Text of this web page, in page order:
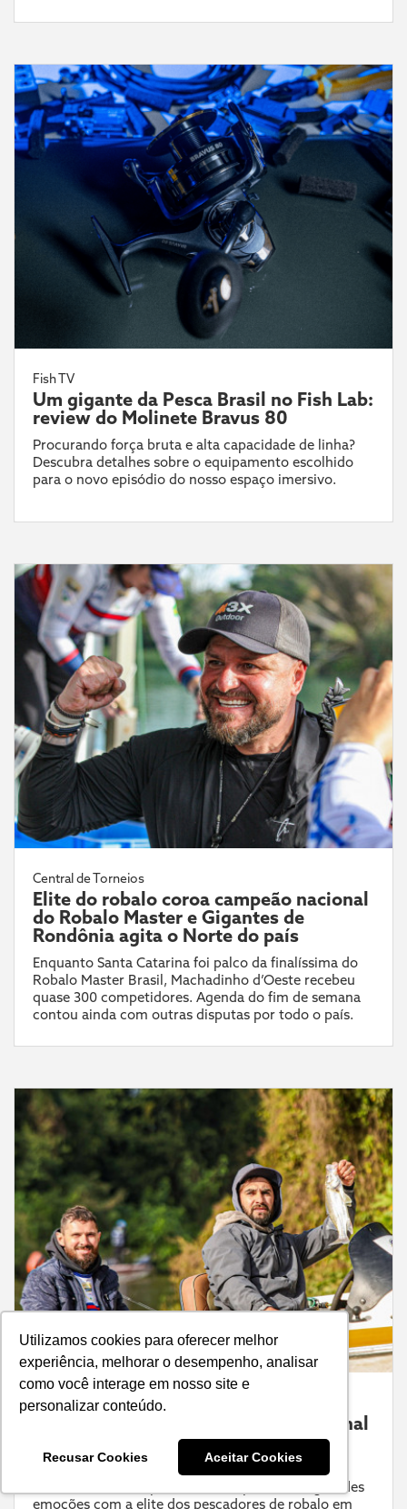
Utilizamos cookies para oferecer melhor
experiência, melhorar o desempenho, analisar
como você interage em nosso site e
personalizar conteúdo.
Recusar Cookies Aceitar Cookies
Fish TV
Um gigante da Pesca Brasil no Fish Lab:
review do Molinete Bravus 80
Procurando força bruta e alta capacidade de linha?
Descubra detalhes sobre o equipamento escolhido
para o novo episódio do nosso espaço imersivo.
Central de Torneios
Elite do robalo coroa campeão nacional
do Robalo Master e Gigantes de
Rondônia agita o Norte do país
Enquanto Santa Catarina foi palco da finalíssima do
Robalo Master Brasil, Machadinho d’Oeste recebeu
quase 300 competidores. Agenda do fim de semana
contou ainda com outras disputas por todo o país.
Central de Torneios
Fim de semana decisivo: Final Nacional
do Robalo Master e 4ª Etapa dos
Gigantes de Rondônia
De Norte a Sul, os próximos dias prometem grandes
emoções com a elite dos pescadores de robalo em